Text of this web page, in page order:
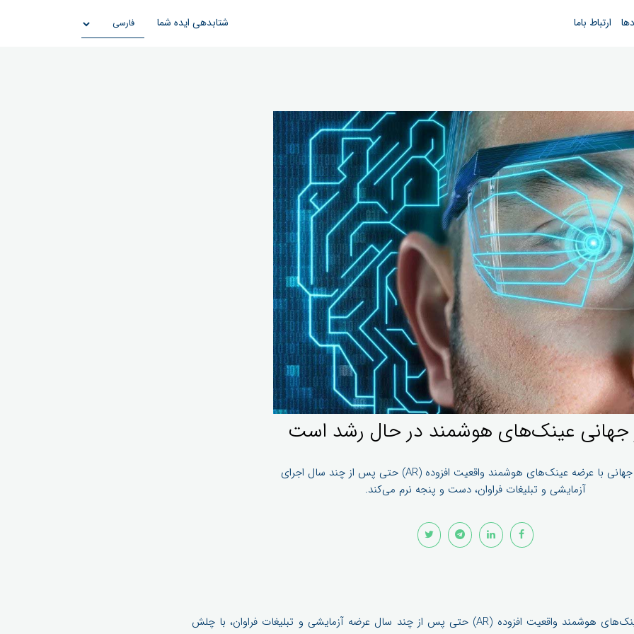
جهانی عینک‌های هوشمند در حال رشد است
بازارهای جهانی با عرضه عینک‌های هوشمند واقعیت افزوده (AR) حتی پس از چند سال اجرای
آزمایشی و تبلیغات فراوان، دست و پنجه نرم می‌کند.
بازارهای جهانی برای عرضه عینک‌های هوشمند واقعیت افزوده (AR) حتی پس از چند سال عرضه آزمایشی و تبلیغات فراوان، با چلش
ارتباط باما شتابدهی ایده شما